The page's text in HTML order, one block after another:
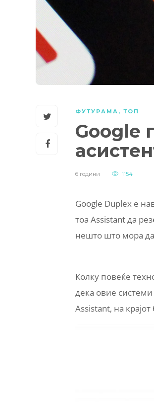
ФУТУРАМА , ТОП
Google
6 години 1154
Google Duplex е
тоа Assistant да
нешто што мора
Колку повеќе
дека овие системи
Assistant, на